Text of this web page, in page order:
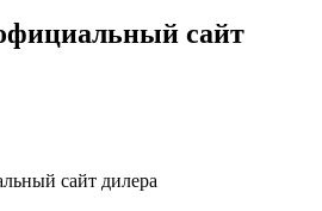
сайт
сайт дилера